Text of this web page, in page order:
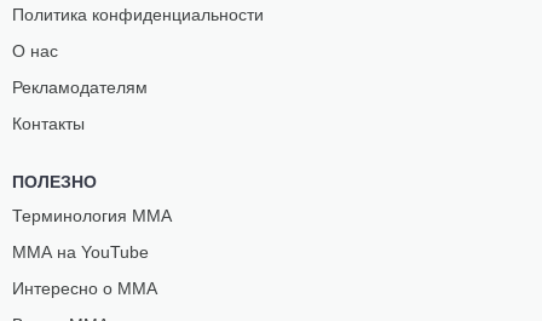
Политика конфиденциальности
О нас
Рекламодателям
Контакты
ПОЛЕЗНО
Терминология ММА
ММА на YouTube
Интересно о ММА